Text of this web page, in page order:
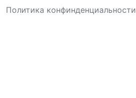
Политика конфинденциальности